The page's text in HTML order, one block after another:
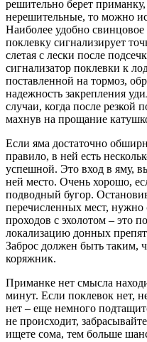
решительно берет
нерешительные, то можно
Наиболее удобно
поклевку сигнализирует
слетая с лески после
сигнализатор поклевки к
поставленной на тормоз,
надежность закрепления
случаи, когда после резкой
махнув на прощание
Если яма достаточно
правило, в ней есть
успешной. Это вход в яму,
ней место. Очень хорошо,
подводный бугор.
перечисленных мест, нужно
проходов с эхолотом – это
локализацию донных
Заброс должен быть таким,
коряжник.
Приманке нет смысла
минут. Если поклевок нет,
нет – еще немного
не происходит,
ищете сома, тем больше